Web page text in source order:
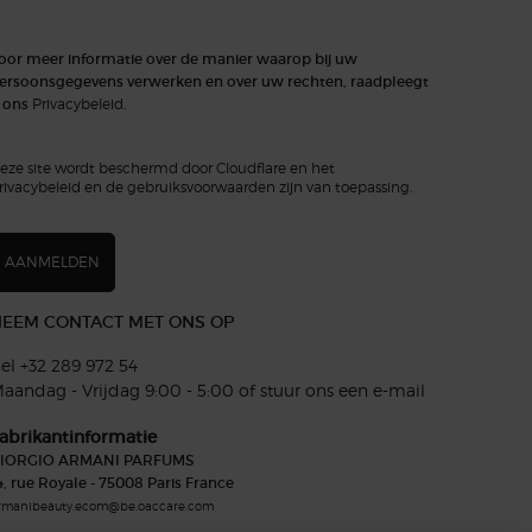
meer informatie over de manier waarop bij uw
verwerken en over uw rechten, raadpleegt
ons Privacybeleid.
site wordt beschermd door Cloudflare en het
en de gebruiksvoorwaarden zijn van toepassing.
AANMELDEN
CONTACT MET ONS OP
+32 289 972 54
- Vrijdag 9:00 - 5:00 of stuur ons een e-mail
ARMANI PARFUMS
rue Royale - 75008 Paris France